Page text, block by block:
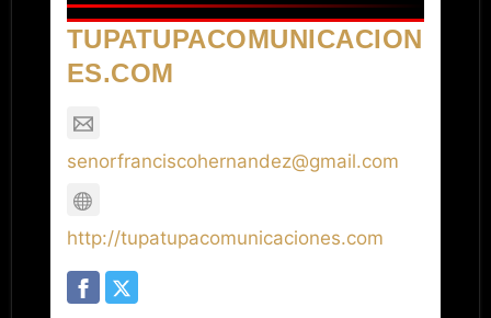
TUPATUPACOMUNICACION
ES.COM
senorfranciscohernandez@gmail.com
http://tupatupacomunicaciones.com